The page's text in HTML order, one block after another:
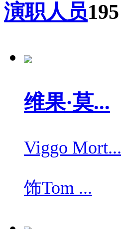
演职人员195
维果·莫...
Viggo Mort...
饰Tom ...